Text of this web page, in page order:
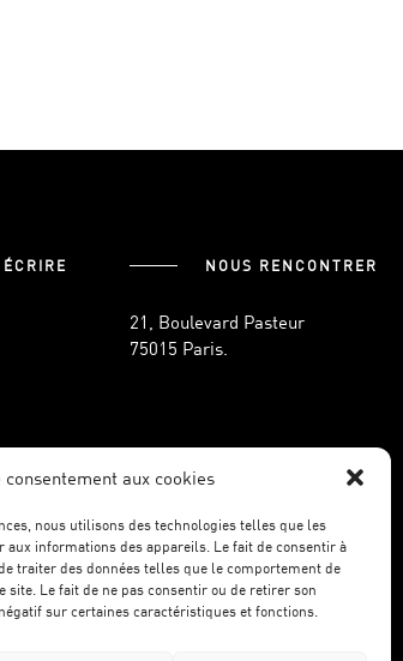
consentement aux cookies
nous utilisons des technologies telles que les
aux informations des appareils. Le fait de consentir à
traiter des données telles que le comportement de
site. Le fait de ne pas consentir ou de retirer son
sur certaines caractéristiques et fonctions.
NOUS RENCONTRER
21, Boulevard Pasteur
75015 Paris.
DE CONFIDENTIALITÉ.